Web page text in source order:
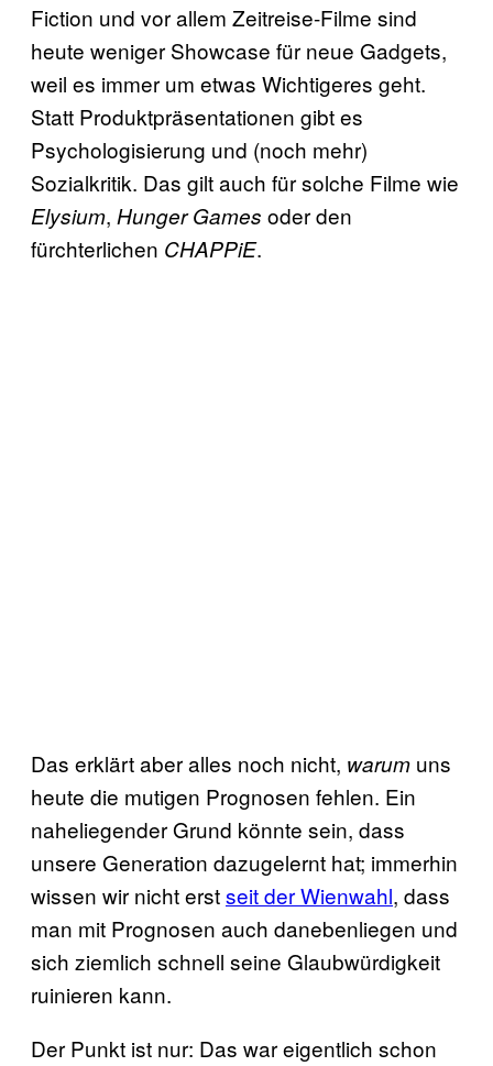
Fiction und vor allem Zeitreise-Filme sind
heute weniger Showcase für neue Gadgets,
weil es immer um etwas Wichtigeres geht.
Statt Produktpräsentationen gibt es
Psychologisierung und (noch mehr)
Sozialkritik. Das gilt auch für solche Filme wie
Elysium, Hunger Games oder den
fürchterlichen CHAPPiE.
Das erklärt aber alles noch nicht, warum uns
heute die mutigen Prognosen fehlen. Ein
naheliegender Grund könnte sein, dass
unsere Generation dazugelernt hat; immerhin
wissen wir nicht erstseit der Wienwahl, dass
man mit Prognosen auch danebenliegen und
sich ziemlich schnell seine Glaubwürdigkeit
ruinieren kann.
Der Punkt ist nur: Das war eigentlich schon